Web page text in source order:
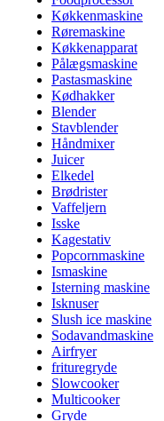
Køkkenmaskine
Røremaskine
Køkkenapparat
Pålægsmaskine
Pastasmaskine
Kødhakker
Blender
Stavblender
Håndmixer
Juicer
Elkedel
Brødrister
Vaffeljern
Isske
Kagestativ
Popcornmaskine
Ismaskine
Isterning maskine
Isknuser
Slush ice maskine
Sodavandmaskine
Airfryer
frituregryde
Slowcooker
Multicooker
Gryde